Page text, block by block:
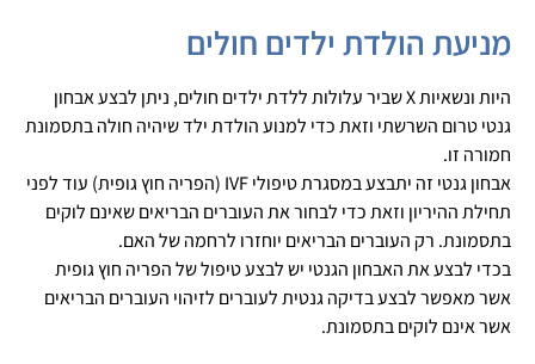
מניעת הולדת ילדים חולים
היות ונשאיות X שביר עלולות ללדת ילדים חולים, ניתן לבצע אבחון
גנטי טרום השרשתי וזאת כדי למנוע הולדת ילד שיהיה חולה בתסמונת
חמורה זו.
אבחון גנטי זה יתבצע במסגרת טיפולי IVF (הפריה חוץ גופית) עוד לפני
תחילת ההיריון וזאת כדי לבחור את העוברים הבריאים שאינם לוקים
בתסמונת. רק העוברים הבריאים יוחזרו לרחמה של האם.
בכדי לבצע את האבחון הגנטי יש לבצע טיפול של הפריה חוץ גופית
אשר מאפשר לבצע בדיקה גנטית לעוברים לזיהוי העוברים הבריאים
אשר אינם לוקים בתסמונת.